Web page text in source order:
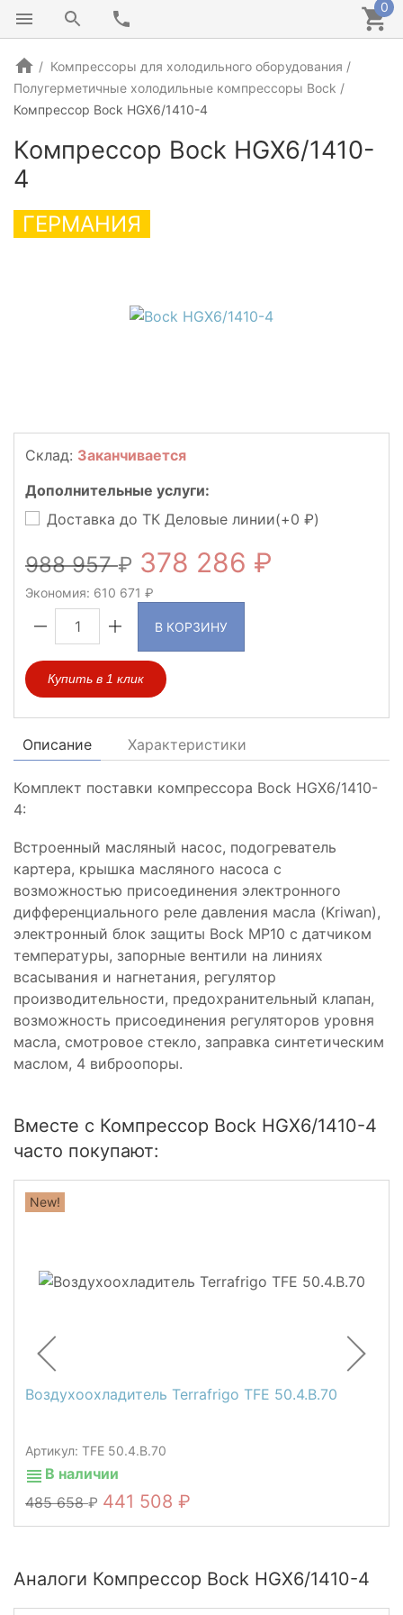
0
Компрессоры для холодильного оборудования
Полугерметичные холодильные компрессоры Bock
Компрессор Bock HGX6/1410-4
Компрессор Bock HGX6/1410-
4
ГЕРМАНИЯ
Склад: Заканчивается
Дополнительные услуги:
Доставка до ТК Деловые линии(+0 )
988 957 378 286
Экономия: 610 671
В КОРЗИНУ
Купить в 1 клик
Описание Характеристики
Комплект поставки компрессора Bock HGX6/1410-
4:
Встроенный масляный насос, подогреватель
картера, крышка масляного насоса с
возможностью присоединения электронного
дифференциального реле давления масла (Kriwan),
электронный блок защиты Bock MP10 с датчиком
температуры, запорные вентили на линиях
всасывания и нагнетания, регулятор
производительности, предохранительный клапан,
возможность присоединения регуляторов уровня
масла, смотровое стекло, заправка синтетическим
маслом, 4 виброопоры.
Вместе с Компрессор Bock HGX6/1410-4
часто покупают:
Воздухоохладитель Terrafrigo TFE 50.4.B.70
Артикул: TFE 50.4.B.70
В наличии
485 658
441 508
New!
Аналоги Компрессор Bock HGX6/1410-4